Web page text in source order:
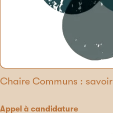
Chaire Communs :
Catégorie
Appel à candidature